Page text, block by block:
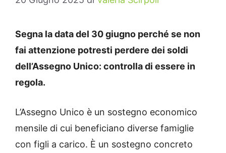
Segna la data del 30 giugno perché se non
fai attenzione potresti perdere dei soldi
dell’Assegno Unico: controlla di essere in
regola.
L’Assegno Unico è un sostegno economico
mensile di cui beneficiano diverse famiglie
con figli a carico. È un sostegno concreto